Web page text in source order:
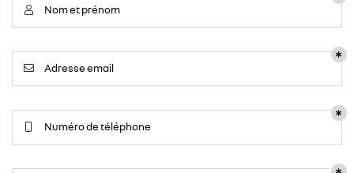
 Nom et prénom
 Adresse email
Numéro de téléphone